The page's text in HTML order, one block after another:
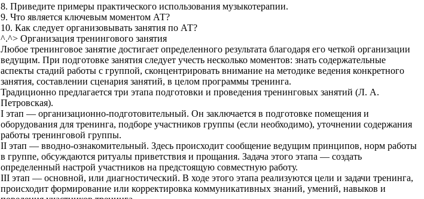
8. Приведите примеры практического использования музыкотерапии.
9. Что является ключевым моментом АТ?
10. Как следует организовывать занятия по АТ?
^.^> Организация тренингового занятия
Любое тренинговое занятие достигает определенного результата благодаря его четкой организации
ведущим. При подготовке занятия следует учесть несколько моментов: знать содержательные
аспекты стадий работы с группой, сконцентрировать внимание на методике ведения конкретного
занятия, составлении сценария занятий, в целом программы тренинга.
Традиционно предлагается три этапа подготовки и проведения тренинговых занятий (Л. А.
Петровская).
I этап — организационно-подготовительный. Он заключается в подготовке помещения и
оборудования для тренинга, подборе участников группы (если необходимо), уточнении содержания
работы тренинговой группы.
II этап — вводно-ознакомительный. Здесь происходит сообщение ведущим принципов, норм работы
в группе, обсуждаются ритуалы приветствия и прощания. Задача этого этапа — создать
определенный настрой участников на предстоящую совместную работу.
III этап — основной, или диагностический. В ходе этого этапа реализуются цели и задачи тренинга,
происходит формирование или корректировка коммуникативных знаний, умений, навыков и